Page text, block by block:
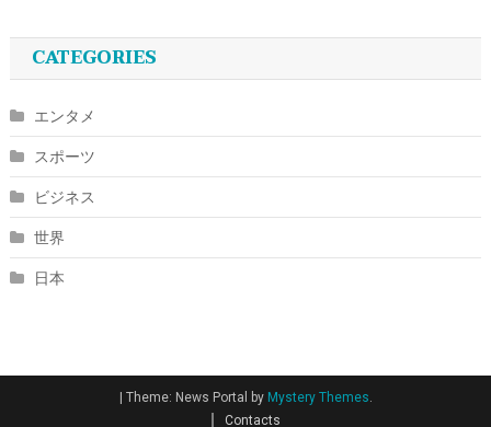
CATEGORIES
エンタメ
スポーツ
ビジネス
世界
日本
| Theme: News Portal by Mystery Themes
Contacts